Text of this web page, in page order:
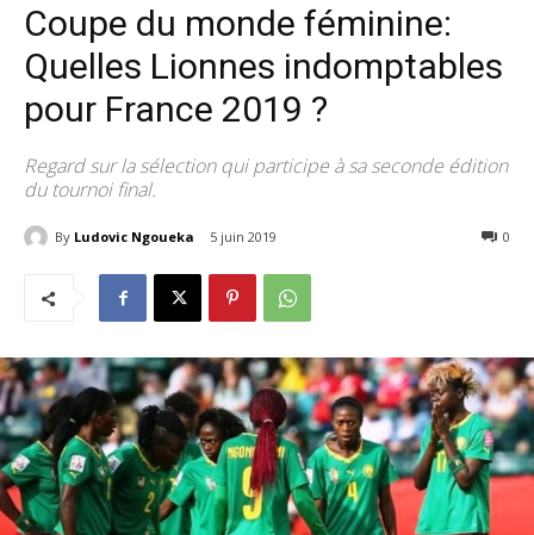
Coupe du monde féminine:
Quelles Lionnes indomptables
pour France 2019 ?
Regard sur la sélection qui participe à sa seconde édition
du tournoi final.
By Ludovic Ngoueka 5 juin 2019 0